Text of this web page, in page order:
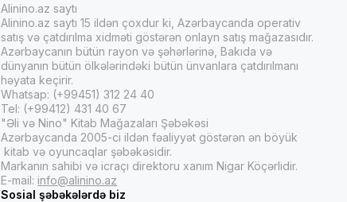
Alinino.az saytı
Alinino.az saytı 15 ildən çoxdur ki, Azərbaycanda operativ
satış və çatdırılma xidməti göstərən onlayn satış mağazasıdır.
Azərbaycanın bütün rayon və şəhərlərinə, Bakıda və
dünyanın bütün ölkələrindəki bütün ünvanlara çatdırılmanı
həyata keçirir.
Whatsap: (+99451) 312 24 40
Tel: (+99412) 431 40 67
"Əli və Nino" Kitab Mağazaları Şəbəkəsi
Azərbaycanda 2005-ci ildən fəaliyyət göstərən ən böyük
kitab və oyuncaqlar şəbəkəsidir.
Markanın sahibi və icraçı direktoru xanım Nigar Köçərlidir.
E-mail: info@alinino.az
Sosial şəbəkələrdə biz